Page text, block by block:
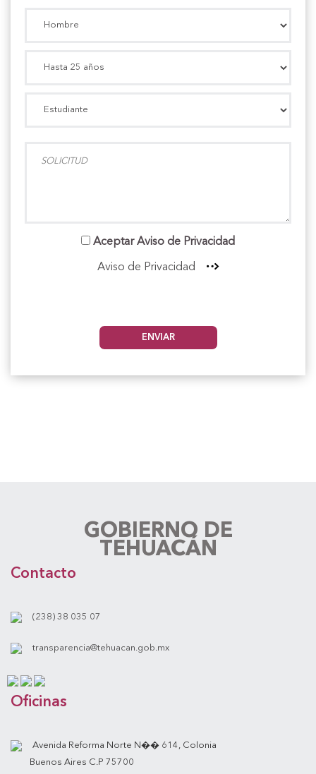
Aceptar Aviso de Privacidad
Aviso de Privacidad
ENVIAR
GOBIERNO DE
TEHUACÁN
Contacto
(238) 38 035 07
transparencia@tehuacan.gob.mx
Oficinas
Avenida Reforma Norte N�� 614, Colonia
Buenos Aires C.P 75700